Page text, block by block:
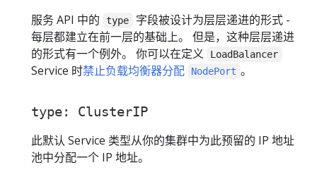
服务 API 中的
type
字段被设计为层层递进的形式 -
每层都建立在前一层的基础上。 但是，这种层层递进
的形式有一个例外。 你可以在定义
LoadBalancer
Service 时禁止负载均衡器分配 NodePort 。
type: ClusterIP
此默认 Service 类型从你的集群中为此预留的 IP 地址
池中分配一个 IP 地址。